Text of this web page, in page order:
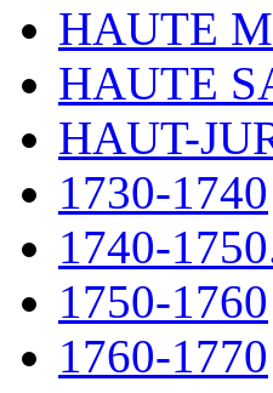
HAUTE
HAUTE
HAUT-
1730-1740
1740-
1750-1760
1760-1770